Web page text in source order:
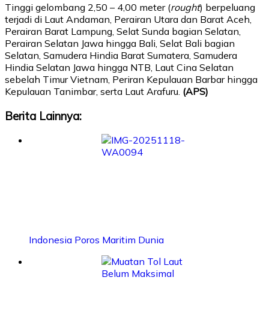
Tinggi gelombang 2,50 – 4,00 meter (rought) berpeluang
terjadi di Laut Andaman, Perairan Utara dan Barat Aceh,
Perairan Barat Lampung, Selat Sunda bagian Selatan,
Perairan Selatan Jawa hingga Bali, Selat Bali bagian
Selatan, Samudera Hindia Barat Sumatera, Samudera
Hindia Selatan Jawa hingga NTB, Laut Cina Selatan
sebelah Timur Vietnam, Periran Kepulauan Barbar hingga
Kepulauan Tanimbar, serta Laut Arafuru. (APS)
Berita Lainnya:
Indonesia Poros Maritim Dunia